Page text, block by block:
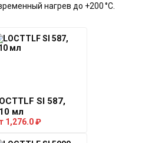
нагрев до +200 °C.
SI 587,
мл
1,276.0₽